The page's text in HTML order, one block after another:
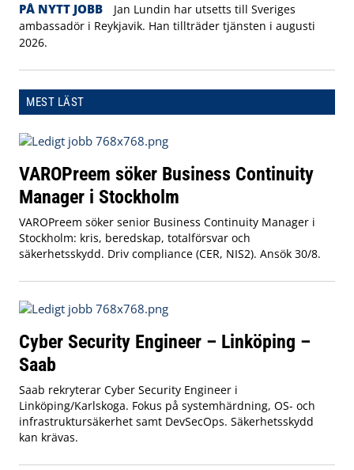
PÅ NYTT JOBB
Jan Lundin har utsetts till Sveriges
ambassadör i Reykjavik. Han tillträder tjänsten i augusti
2026.
MEST LÄST
VAROPreem söker Business Continuity
Manager i Stockholm
VAROPreem söker senior Business Continuity Manager i
Stockholm: kris, beredskap, totalförsvar och
säkerhetsskydd. Driv compliance (CER, NIS2). Ansök 30/8.
Cyber Security Engineer – Linköping –
Saab
Saab rekryterar Cyber Security Engineer i
Linköping/Karlskoga. Fokus på systemhärdning, OS- och
infrastruktursäkerhet samt DevSecOps. Säkerhetsskydd
kan krävas.